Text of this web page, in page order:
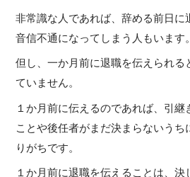
非常識な人であれば、辞める前日に
音信不通になってしまう人もいます。
但し、一か月前に退職を伝えられる
ていません。
１か月前に伝えるのであれば、引継
ことや後任者がまだ決まらないうち
りがちです。
１か月前に退職を伝えることは、